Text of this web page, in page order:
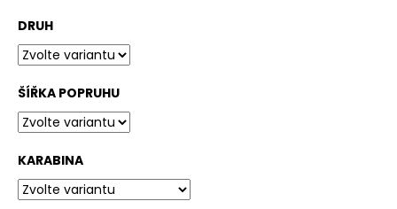
DRUH
ŠÍŘKA POPRUHU
KARABINA
D
o
o
r
u
č
u
j